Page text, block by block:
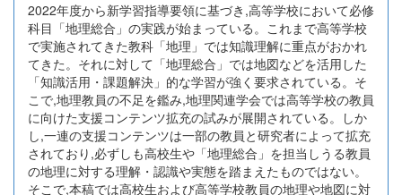
2022年度から新学習指導要領に基づき,高等学校において必修
科目「地理総合」の実践が始まっている。これまで高等学校
で実施されてきた教科「地理」では知識理解に重点がおかれ
てきた。それに対して「地理総合」では地図などを活用した
「知識活用・課題解決」的な学習が強く要求されている。そ
こで,地理教員の不足を鑑み,地理関連学会では高等学校の教員
に向けた支援コンテンツ拡充の試みが展開されている。しか
し,一連の支援コンテンツは一部の教員と研究者によって拡充
されており,必ずしも高校生や「地理総合」を担当しうる教員
の地理に対する理解・認識や実態を踏まえたものではない。
そこで,本稿では高校生および高等学校教員の地理や地図に対